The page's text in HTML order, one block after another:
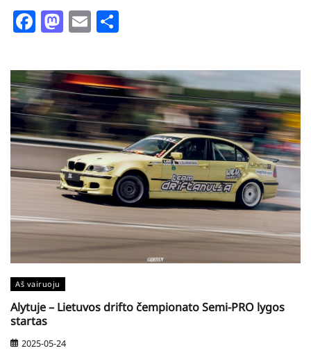
Facebook
Mastodon
Email
Aš vairuoju
Alytuje – Lietuvos drifto čempionato Semi-PRO lygos
startas
2025-05-24